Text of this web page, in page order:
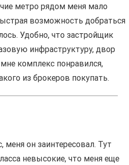
метро рядом меня мало
возможность добраться
Удобно, что застройщик
инфраструктуру, двор
комплекс понравился,
из брокеров покупать.
он заинтересовал. Тут
невысокие, что меня еще